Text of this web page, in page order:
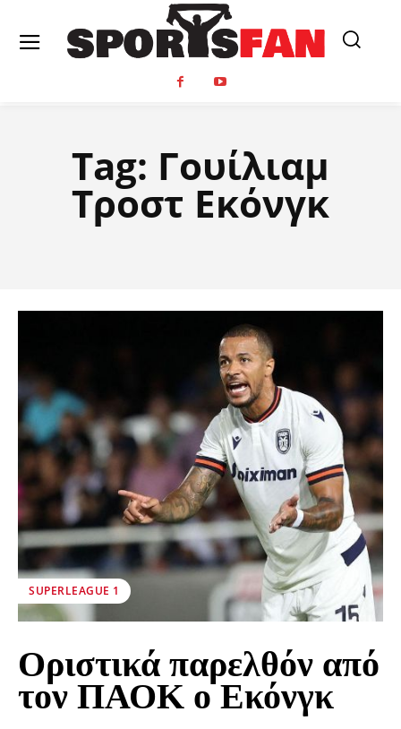
Tag: Γουίλιαμ
Τροστ Εκόνγκ
SUPERLEAGUE 1
Οριστικά παρελθόν από
τον ΠΑΟΚ ο Εκόνγκ